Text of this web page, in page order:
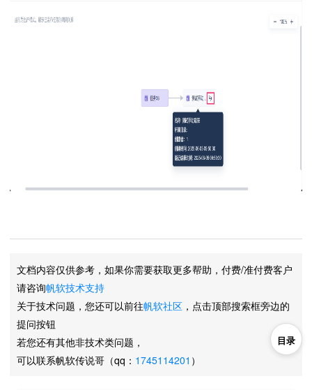
文档内容仅供参考，如果你需要获取更多帮助，付费/准付费客户
请咨询帆软技术支持
关于技术问题，您还可以前往帆软社区 ，点击顶部搜索框旁边的
提问按钮
若您还有其他非技术类问题，
可以联系帆软传说哥（qq： 1745114201 ）
目录